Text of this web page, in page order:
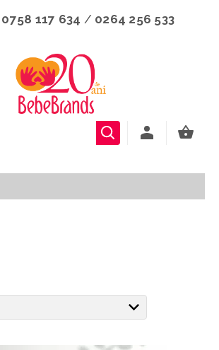
0758 117 634 / 0264 256 533